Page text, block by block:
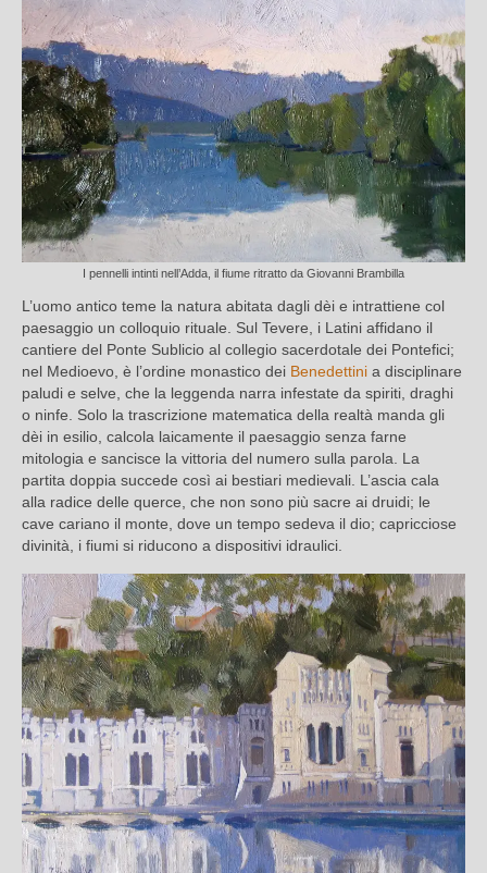
I pennelli intinti nell’Adda, il fiume ritratto da Giovanni Brambilla
L’uomo antico teme la natura abitata dagli dèi e intrattiene col
paesaggio un colloquio rituale. Sul Tevere, i Latini affidano il
cantiere del Ponte Sublicio al collegio sacerdotale dei Pontefici;
nel Medioevo, è l’ordine monastico dei Benedettini a disciplinare
paludi e selve, che la leggenda narra infestate da spiriti, draghi
o ninfe. Solo la trascrizione matematica della realtà manda gli
dèi in esilio, calcola laicamente il paesaggio senza farne
mitologia e sancisce la vittoria del numero sulla parola. La
partita doppia succede così ai bestiari medievali. L’ascia cala
alla radice delle querce, che non sono più sacre ai druidi; le
cave cariano il monte, dove un tempo sedeva il dio; capricciose
divinità, i fiumi si riducono a dispositivi idraulici.